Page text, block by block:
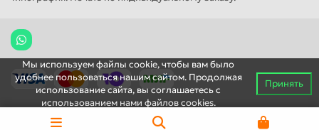
Мы используем файлы cookie, чтобы вам было
удобнее пользоваться нашим сайтом. Продолжая
использование сайта, вы соглашаетесь c
использованием нами файлов cookies.
Принять